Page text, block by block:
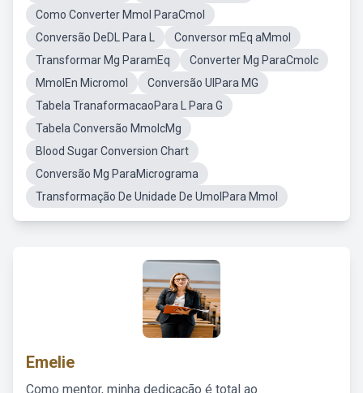
Como Converter Mmol ParaCmol
Conversão DeDL Para L
Conversor mEq aMmol
Transformar Mg ParamEq
Converter Mg ParaCmolc
MmolEn Micromol
Conversão UIPara MG
Tabela TranaformacaoPara L Para G
Tabela Conversão MmolcMg
Blood Sugar Conversion Chart
Conversão Mg ParaMicrograma
Transformação De Unidade De UmolPara Mmol
Emelie
Como mentor, minha dedicação é total ao